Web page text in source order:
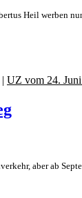
Heil werben
| UZ vom 24.
aber ab